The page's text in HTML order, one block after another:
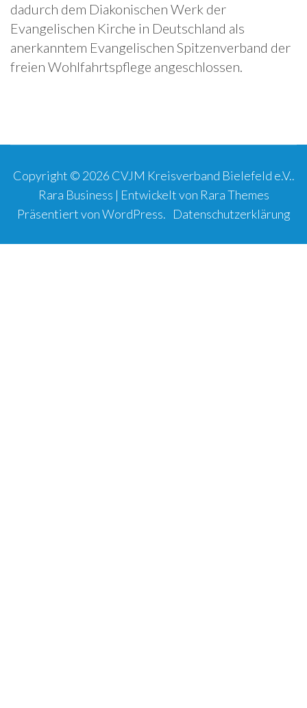
dadurch dem Diakonischen Werk der
Evangelischen Kirche in Deutschland als
anerkanntem Evangelischen Spitzenverband der
freien Wohlfahrtspflege angeschlossen.
Copyright © 2026 CVJM Kreisverband Bielefeld e.V..
Rara Business | Entwickelt von Rara Themes
Präsentiert vonWordPress. Datenschutzerklärung